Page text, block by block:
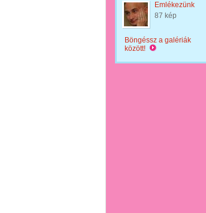
Emlékezünk
87 kép
Böngéssz a galériák
között!